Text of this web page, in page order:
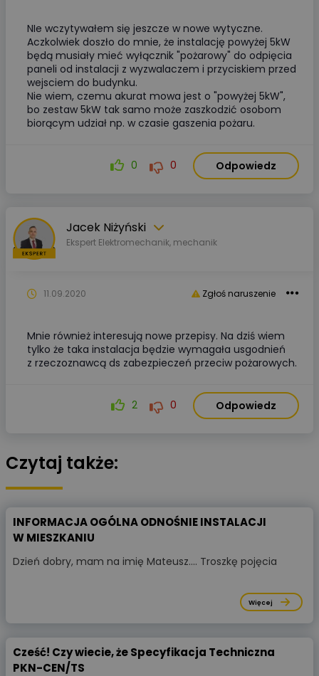
NIe wczytywałem się jeszcze w nowe wytyczne.
Aczkolwiek doszło do mnie, że instalację powyżej 5kW
będą musiały mieć wyłącznik "pożarowy" do odpięcia
paneli od instalacji z wyzwalaczem i przyciskiem przed
wejsciem do budynku.
Nie wiem, czemu akurat mowa jest o "powyżej 5kW",
bo zestaw 5kW tak samo może zaszkodzić osobom
biorącym udział np. w czasie gaszenia pożaru.
0 0 Odpowiedz
Jacek Niżyński
Ekspert Elektromechanik, mechanik
Zgłoś naruszenie
11.09.2020
Mnie również interesują nowe przepisy. Na dziś wiem
tylko że taka instalacja będzie wymagała usgodnień
z rzeczoznawcą ds zabezpieczeń przeciw pożarowych.
2 0 Odpowiedz
Czytaj także:
INFORMACJA OGÓLNA ODNOŚNIE INSTALACJI
W MIESZKANIU
Dzień dobry, mam na imię Mateusz.... Troszkę pojęcia
Więcej
Cześć! Czy wiecie, że Specyfikacja Techniczna
PKN-CEN/TS